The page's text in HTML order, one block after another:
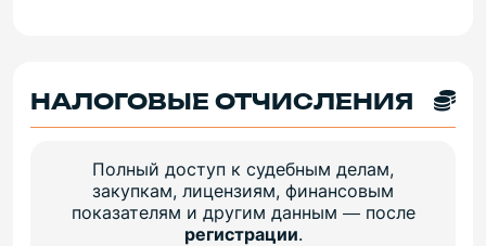
НАЛОГОВЫЕ ОТЧИСЛЕНИЯ
Полный доступ к судебным делам,
закупкам, лицензиям, финансовым
показателям и другим данным — после
регистрации.